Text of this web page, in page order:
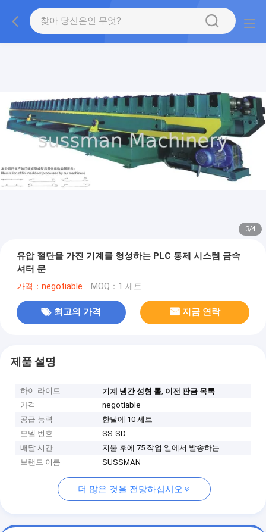
3/4
유압 절단을 가진 기계를 형성하는 PLC 통제 시스템 금속
셔터 문
가격：negotiable MOQ：1 세트
최고의 가격 지금 연락
제품 설명
하이 라이트 기계 냉간 성형 롤, 이전 판금 목록
가격
negotiable
공급 능력
한달에 10 세트
모델 번호
SS-SD
배달 시간
지불 후에 75 작업 일에서 발송하는
브랜드 이름
SUSSMAN
더 많은 것을 전망하십시오